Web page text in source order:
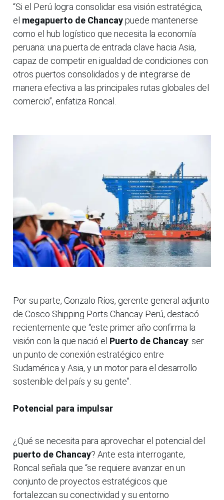
“Si el Perú logra consolidar esa visión estratégica,
el megapuerto de Chancaypuede mantenerse
como el hub logístico que necesita la economía
peruana: una puerta de entrada clave hacia Asia,
capaz de competir en igualdad de condiciones con
otros puertos consolidados y de integrarse de
manera efectiva a las principales rutas globales del
comercio”, enfatiza Roncal.
Por su parte, Gonzalo Ríos, gerente general adjunto
de Cosco Shipping Ports Chancay Perú, destacó
recientemente que “este primer año confirma la
visión con la que nació el Puerto de Chancay: ser
un punto de conexión estratégico entre
Sudamérica y Asia, y un motor para el desarrollo
sostenible del país y su gente”.
Potencial para impulsar
¿Qué se necesita para aprovechar el potencial del
puerto de Chancay? Ante esta interrogante,
Roncal señala que “se requiere avanzar en un
conjunto de proyectos estratégicos que
fortalezcan su conectividad y su entorno